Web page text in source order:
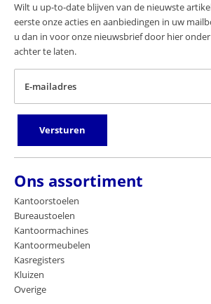
Wilt u up-to-date blijven van de nieuwste
eerste onze acties en aanbiedingen in uw
u dan in voor onze nieuwsbrief door hier
achter te laten.
E-mailadres
Versturen
Ons assortiment
Kantoorstoelen
Bureaustoelen
Kantoormachines
Kantoormeubelen
Kasregisters
Kluizen
Overige